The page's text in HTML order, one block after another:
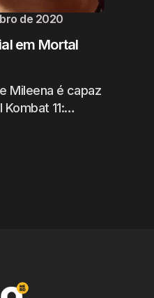
de 2020
em Mortal
Mileena é capaz
11:…